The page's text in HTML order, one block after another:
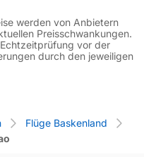
werden von Anbietern
Preisschwankungen.
vor der
durch den jeweiligen
Flüge Baskenland